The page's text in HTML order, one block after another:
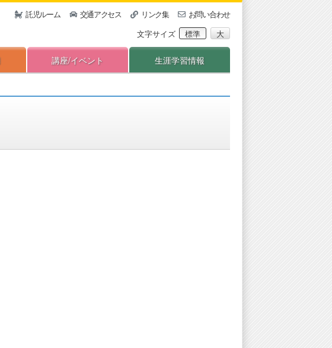
託児ルーム 交通アクセス リンク集
お問い合わせ
文字サイズ
標準 大
講座/イベント 生涯学習情報